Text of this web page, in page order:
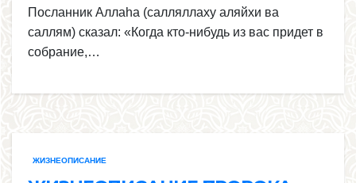
Посланник Аллаhа (салляллаху аляйхи ва
саллям) сказал: «Когда кто-нибудь из вас придет в
собрание,…
ЖИЗНЕОПИСАНИЕ